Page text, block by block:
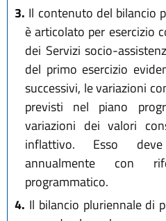
3. Il contenuto del bilancio
è articolato per esercizio
dei Servizi socio-
del primo esercizio
successivi, le variazioni
previsti nel piano
variazioni dei valori
inflattivo. Esso
annualmente con
programmatico.
4. Il bilancio pluriennale di